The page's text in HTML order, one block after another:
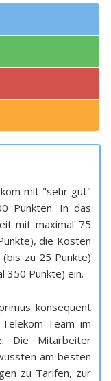
mit "sehr gut"
Punkten. In das
mit maximal 75
die Kosten
zu 25 Punkte)
350 Punkte) ein.
konsequent
Team im
Die Mitarbeiter
am besten
zu Tarifen, zur